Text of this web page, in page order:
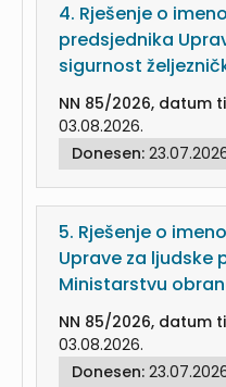
4. Rješenje o
predsjednika
sigurnost
NN 85/2026, datum
03.08.2026.
Donesen:
5. Rješenje o
Uprave za ljudske
Ministarstvu
NN 85/2026, datum
03.08.2026.
Donesen: